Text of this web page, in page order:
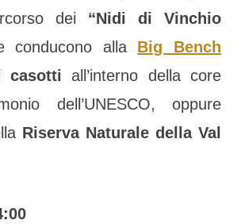
dei “Nidi di Vinchio
conducono alla Big Bench
casottiall’interno della core
dell’UNESCO, oppure
Riserva Naturale della Val